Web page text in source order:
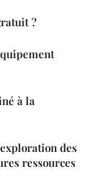
?
à la
des
ressources